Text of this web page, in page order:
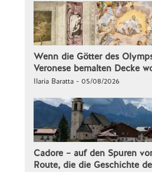
Wenn die Götter des
Veronese bemalten Decke
Ilaria Baratta - 05/08/2026
Cadore – auf den Spuren
Route, die die Geschichte